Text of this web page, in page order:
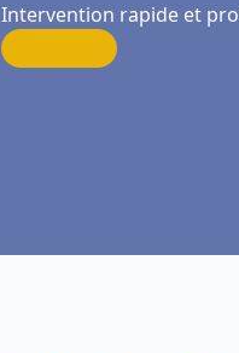
Intervention rapide et